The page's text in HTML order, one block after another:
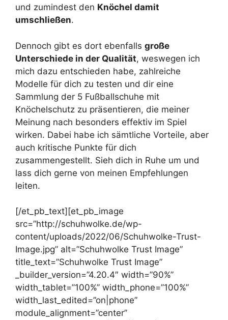
und zumindest den Knöchel damit
umschließen.
Dennoch gibt es dort ebenfalls große
Unterschiede in der Qualität, weswegen ich
mich dazu entschieden habe, zahlreiche
Modelle für dich zu testen und dir eine
Sammlung der 5 Fußballschuhe mit
Knöchelschutz zu präsentieren, die meiner
Meinung nach besonders effektiv im Spiel
wirken. Dabei habe ich sämtliche Vorteile, aber
auch kritische Punkte für dich
zusammengestellt. Sieh dich in Ruhe um und
lass dich gerne von meinen Empfehlungen
leiten.
[/et_pb_text][et_pb_image
src=”http://schuhwolke.de/wp-
content/uploads/2022/06/Schuhwolke-Trust-
Image.jpg” alt=”Schuhwolke Trust Image”
title_text=”Schuhwolke Trust Image”
_builder_version=”4.20.4″ width=”90%”
width_tablet=”100%” width_phone=”100%”
width_last_edited=”on|phone”
module_alignment=”center”